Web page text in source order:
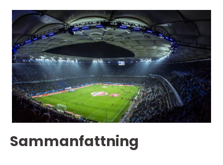
Sammanfattning